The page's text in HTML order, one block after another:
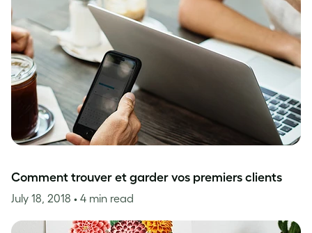
Comment trouver et garder vos premiers clients
July 18, 2018 • 4 min read